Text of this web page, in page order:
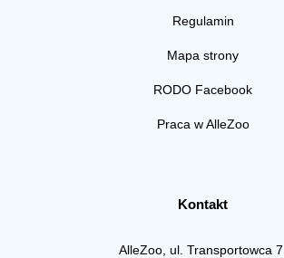
Regulamin
Mapa strony
RODO Facebook
Praca w AlleZoo
Kontakt
AlleZoo, ul. Transportowca 7,